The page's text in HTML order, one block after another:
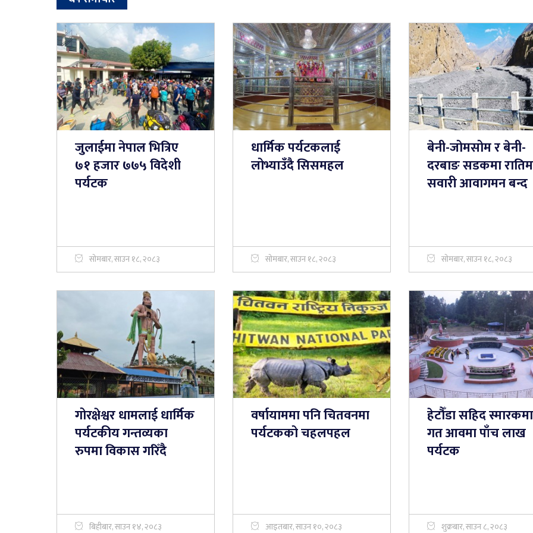
जुलाईमा नेपाल भित्रिए
७१ हजार ७७५ विदेशी
पर्यटक
सोमबार, साउन १८, २०८३
धार्मिक पर्यटकलाई
लोभ्याउँदै सिसमहल
सोमबार, साउन १८, २०८३
बेनी-जोमसोम र बेनी-
दरबाङ सडकमा
सवारी आवागमन बन्द
सोमबार, साउन १८, २०८३
गोरक्षेश्वर धामलाई धार्मिक
पर्यटकीय गन्तव्यका
रुपमा विकास गरिँदै
बिहीबार, साउन १४, २०८३
वर्षायाममा पनि चितवनमा
पर्यटकको चहलपहल
आइतबार, साउन १०, २०८३
हेटौँडा सहिद स्मारकमा
गत आवमा पाँच लाख
पर्यटक
शुक्रबार, साउन ८, २०८३